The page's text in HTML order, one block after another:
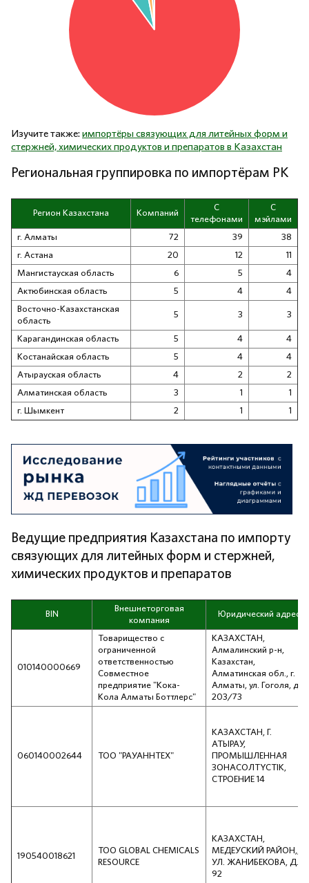
Изучите также: импортёры связующих для литейных форм и
стержней, химических продуктов и препаратов в Казахстан
Региональная группировка по импортёрам РК
Регион Казахстана Компаний
С
телефонами
С
мэйлами
г. Алматы
72 39
38
г. Астана
20 12
11
Мангистауская область
6 5
4
Актюбинская область
5 4
4
Восточно-Казахстанская
область
5 3 3
Карагандинская область 5 4
4
Костанайская область
5 4
4
Атырауская область
4 2
2
Алматинская область
3 1
1
г. Шымкент
2 1 1
Ведущие предприятия Казахстана по импорту
связующих для литейных форм и стержней,
химических продуктов и препаратов
BIN
Внешнеторговая
компания
Юридический адрес
010140000669
Товарищество с
ограниченной
ответственностью
Совместное
предприятие "Кока-
Кола Алматы Боттлерс"
КАЗАХСТАН,
Алмалинский р-н,
Казахстан,
Алматинская обл., г.
Алматы, ул. Гоголя, д.
203/73
060140002644 ТОО "РАУАННТЕХ"
КАЗАХСТАН, Г.
АТЫРАУ,
ПРОМЫШЛЕННАЯ
ЗОНАСОЛТҮСТІК,
СТРОЕНИЕ 14
190540018621
ТОО GLOBAL CHEMICALS
RESOURCE
КАЗАХСТАН,
МЕДЕУСКИЙ РАЙОН,,
УЛ. ЖАНИБЕКОВА, Д.
92